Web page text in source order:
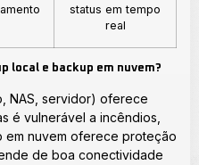
status em tempo
real
local e backup em nuvem?
NAS, servidor) oferece
é vulnerável a incêndios,
em nuvem oferece proteção
de boa conectividade